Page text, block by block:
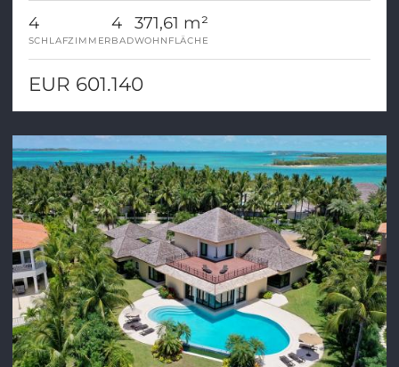
4
SCHLAFZIMMER
4
BAD
371,61 m²
WOHNFLÄCHE
EUR 601.140